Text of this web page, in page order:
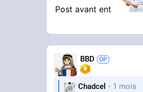
Post avant ent
BBD
Chadcel 1 mois